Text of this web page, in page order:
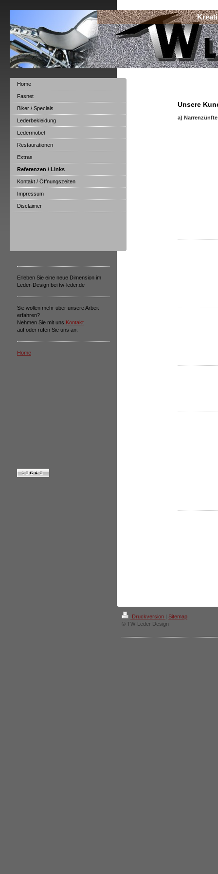
Unsere
a) Narrenzünfte
Home
Fasnet
Biker / Specials
Lederbekleidung
Ledermöbel
Restaurationen
Extras
Referenzen / Links
Kontakt / Öffnungszeiten
Impressum
Disclaimer
Erleben Sie eine neue Dimension im
Leder-Design bei tw-leder.de
Sie wollen mehr über unsere Arbeit
erfahren?
Nehmen Sie mit uns Kontakt
auf oder rufen Sie uns an.
Home
Druckversion | Sitemap
© TW-Leder Design